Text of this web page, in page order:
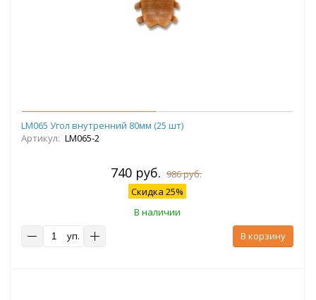
LM065 Угол внутренний 80мм (25 шт)
Артикул: LM065-2
740 руб. 986 руб.
Скидка 25%
В наличии
уп.
В корзину